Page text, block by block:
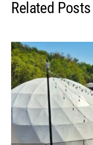
Related Posts